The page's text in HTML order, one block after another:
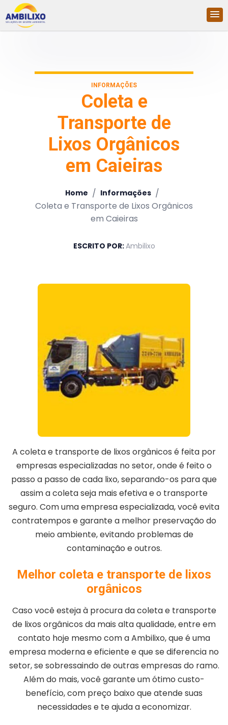
INFORMAÇÕES
Coleta e
Transporte de
Lixos Orgânicos
em Caieiras
Home / Informações /
Coleta e Transporte de Lixos Orgânicos
em Caieiras
ESCRITO POR:Ambilixo
A coleta e transporte de lixos orgânicos é feita por
empresas especializadas no setor, onde é feito o
passo a passo de cada lixo, separando-os para que
assim a coleta seja mais efetiva e o transporte
seguro. Com uma empresa especializada, você evita
contratempos e garante a melhor preservação do
meio ambiente, evitando problemas de
contaminação e outros.
Melhor coleta e transporte de lixos
orgânicos
Caso você esteja à procura da coleta e transporte
de lixos orgânicos da mais alta qualidade, entre em
contato hoje mesmo com a Ambilixo, que é uma
empresa moderna e eficiente e que se diferencia no
setor, se sobressaindo de outras empresas do ramo.
Além do mais, você garante um ótimo custo-
benefício, com preço baixo que atende suas
necessidades e te ajuda a economizar.